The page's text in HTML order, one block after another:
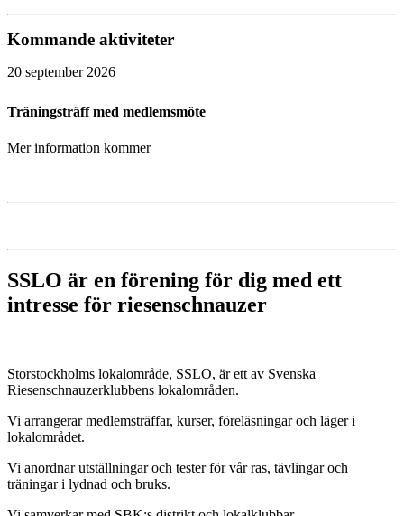
Kommande aktiviteter
20 september 2026
Träningsträff med medlemsmöte
Mer information kommer
SSLO är en förening för dig med ett
intresse för riesenschnauzer
Storstockholms lokalområde, SSLO, är ett av Svenska
Riesenschnauzerklubbens lokalområden.
Vi arrangerar medlemsträffar, kurser, föreläsningar och läger i
lokalområdet.
Vi anordnar utställningar och tester för vår ras, tävlingar och
träningar i lydnad och bruks.